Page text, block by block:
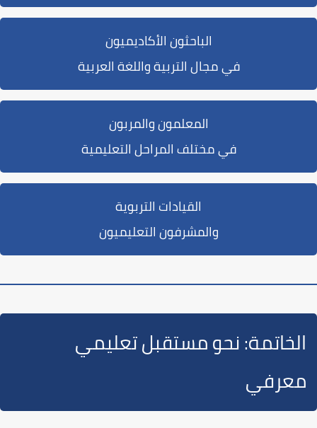
الباحثون الأكاديميون
في مجال التربية واللغة العربية
المعلمون والمربون
في مختلف المراحل التعليمية
القيادات التربوية
والمشرفون التعليميون
الخاتمة: نحو مستقبل تعليمي
معرفي